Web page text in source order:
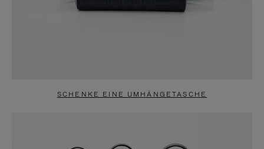
SCHENKE EINE UMHÄNGETASCHE